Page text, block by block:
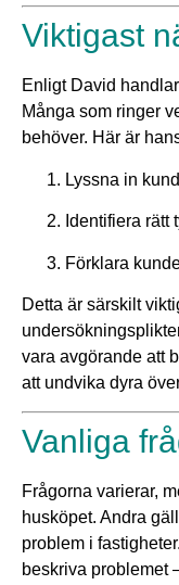
Viktigast
Enligt David
Många som ringer
behöver. Här är
Lyssna in
Identifiera rätt
Förklara
Detta är särskilt
vara avgörande att
att undvika dyra
Vanliga
Frågorna varierar,
husköpet. Andra
problem i
beskriva problemet